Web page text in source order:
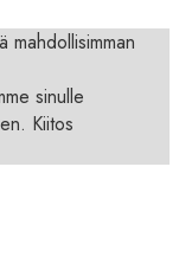
mahdollisimman
sinulle
Kiitos